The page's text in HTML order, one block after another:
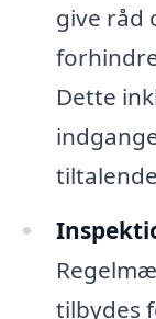
give råd
Dette
tilbydes